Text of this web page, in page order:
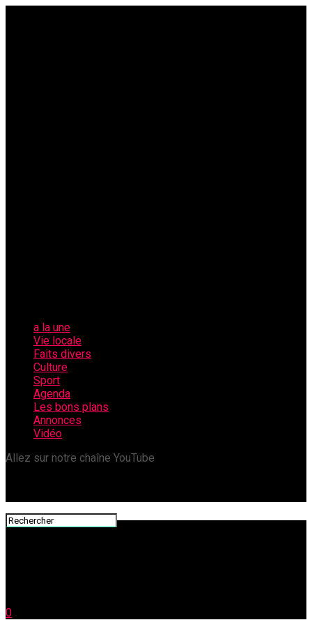
a la une
Vie locale
Faits divers
Culture
Sport
Agenda
Les bons plans
Annonces
Vidéo
Allez sur notre chaîne YouTube
0